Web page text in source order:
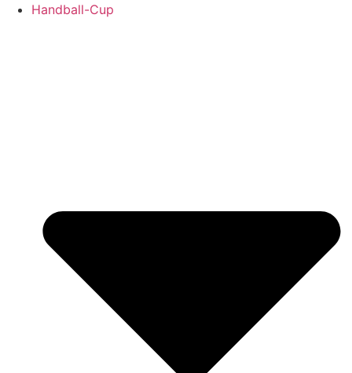
Handball-Cup